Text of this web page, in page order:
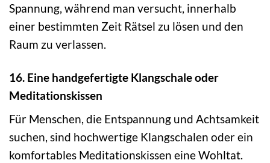
Spannung, während man versucht, innerhalb
einer bestimmten Zeit Rätsel zu lösen und den
Raum zu verlassen.
16. Eine handgefertigte Klangschale oder
Meditationskissen
Für Menschen, die Entspannung und Achtsamkeit
suchen, sind hochwertige Klangschalen oder ein
komfortables Meditationskissen eine Wohltat.